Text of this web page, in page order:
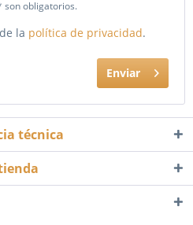
son obligatorios.
la política de privacidad.
Enviar
técnica